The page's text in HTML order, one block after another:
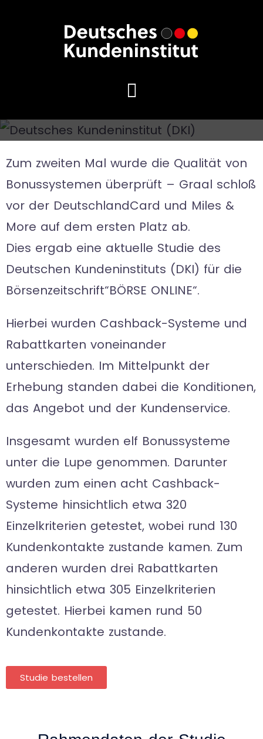
Zum zweiten Mal wurde die Qualität von
Bonussystemen überprüft – Graal schloß
vor der DeutschlandCard und Miles &
More auf dem ersten Platz ab.
Dies ergab eine aktuelle Studie des
Deutschen Kundeninstituts (DKI) für die
Börsenzeitschrift“BÖRSE ONLINE“.
Hierbei wurden Cashback-Systeme und
Rabattkarten voneinander
unterschieden. Im Mittelpunkt der
Erhebung standen dabei die Konditionen,
das Angebot und der Kundenservice.
Insgesamt wurden elf Bonussysteme
unter die Lupe genommen. Darunter
wurden zum einen acht Cashback-
Systeme hinsichtlich etwa 320
Einzelkriterien getestet, wobei rund 130
Kundenkontakte zustande kamen. Zum
anderen wurden drei Rabattkarten
hinsichtlich etwa 305 Einzelkriterien
getestet. Hierbei kamen rund 50
Kundenkontakte zustande.
Studie bestellen